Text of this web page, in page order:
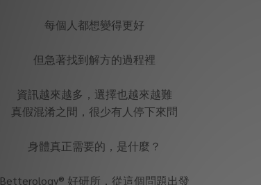
每個人都想變得更好
但急著找到解方的過程裡
資訊越來越多，選擇也越來越難
真假混淆之間，很少有人停下來問
身體真正需要的，是什麼？
Betterology® 好研所，從這個問題出發